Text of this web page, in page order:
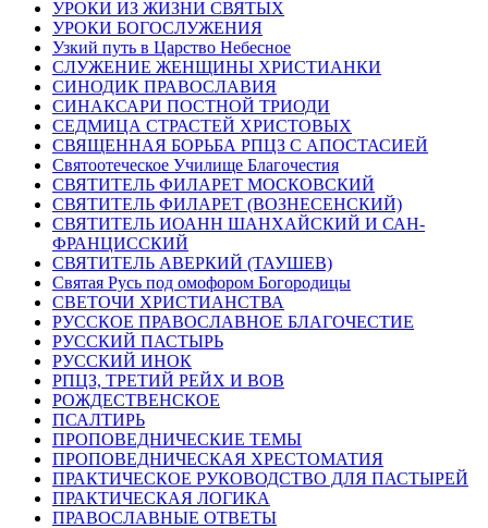
УРОКИ ИЗ ЖИЗНИ СВЯТЫХ
УРОКИ БОГОСЛУЖЕНИЯ
Узкий путь в Царство Небесное
СЛУЖЕНИЕ ЖЕНЩИНЫ ХРИСТИАНКИ
СИНОДИК ПРАВОСЛАВИЯ
СИНАКСАРИ ПОСТНОЙ ТРИОДИ
СЕДМИЦА СТРАСТЕЙ ХРИСТОВЫХ
СВЯЩЕННАЯ БОРЬБА РПЦЗ С АПОСТАСИЕЙ
Святоотеческое Училище Благочестия
СВЯТИТЕЛЬ ФИЛАРЕТ МОСКОВСКИЙ
СВЯТИТЕЛЬ ФИЛАРЕТ (ВОЗНЕСЕНСКИЙ)
СВЯТИТЕЛЬ ИОАНН ШАНХАЙСКИЙ И САН-
ФРАНЦИССКИЙ
СВЯТИТЕЛЬ АВЕРКИЙ (ТАУШЕВ)
Святая Русь под омофором Богородицы
СВЕТОЧИ ХРИСТИАНСТВА
РУССКОЕ ПРАВОСЛАВНОЕ БЛАГОЧЕСТИЕ
РУССКИЙ ПАСТЫРЬ
РУССКИЙ ИНОК
РПЦЗ, ТРЕТИЙ РЕЙХ И ВОВ
РОЖДЕСТВЕНСКОЕ
ПСАЛТИРЬ
ПРОПОВЕДНИЧЕСКИЕ ТЕМЫ
ПРОПОВЕДНИЧЕСКАЯ ХРЕСТОМАТИЯ
ПРАКТИЧЕСКОЕ РУКОВОДСТВО ДЛЯ ПАСТЫРЕЙ
ПРАКТИЧЕСКАЯ ЛОГИКА
ПРАВОСЛАВНЫЕ ОТВЕТЫ